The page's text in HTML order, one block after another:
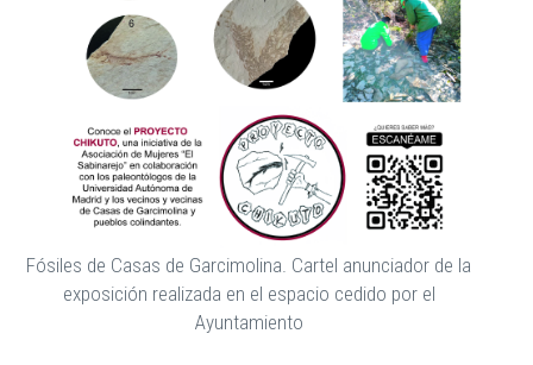
Fósiles de Casas de Garcimolina. Cartel anunciador de la
exposición realizada en el espacio cedido por el
Ayuntamiento